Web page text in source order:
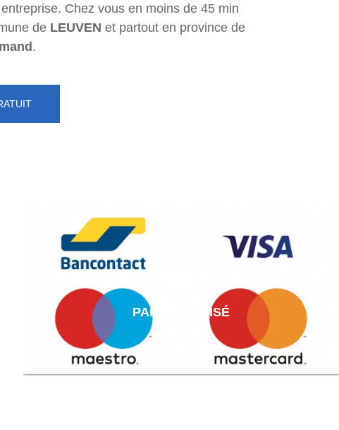
Chez vous en moins de 45 min
de LEUVEN et partout en province de
.
PAIEMENT AISÉ